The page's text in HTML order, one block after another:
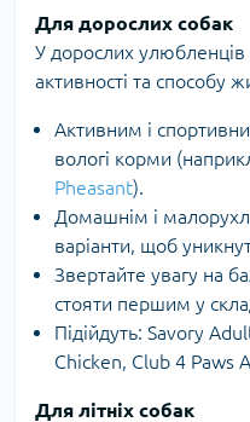
Для дорослих собак
У дорослих улюбленців
активності та способу
Активним і
вологі корми
Pheasant).
Домашнім і
варіанти, щоб
Звертайте увагу на
стояти першим у
Підійдуть: Savory
Chicken, Club 4 Paws
Для літніх собак